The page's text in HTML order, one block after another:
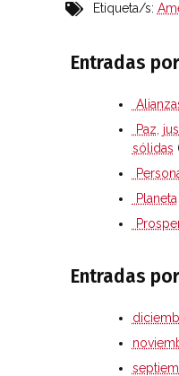
Etiqueta/s:
Entradas
Paz,
sólidas
Planeta
Entradas